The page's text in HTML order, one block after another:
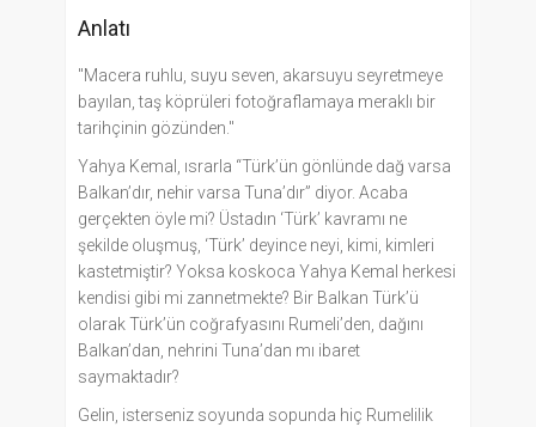
Anlatı
"Macera ruhlu, suyu seven, akarsuyu seyretmeye
bayılan, taş köprüleri fotoğraflamaya meraklı bir
tarihçinin gözünden."
Yahya Kemal, ısrarla “Türk’ün gönlünde dağ varsa
Balkan’dır, nehir varsa Tuna’dır” diyor. Acaba
gerçekten öyle mi? Üstadın ‘Türk’ kavramı ne
şekilde oluşmuş, ‘Türk’ deyince neyi, kimi, kimleri
kastetmiştir? Yoksa koskoca Yahya Kemal herkesi
kendisi gibi mi zannetmekte? Bir Balkan Türk’ü
olarak Türk’ün coğrafyasını Rumeli’den, dağını
Balkan’dan, nehrini Tuna’dan mı ibaret
saymaktadır?
Gelin, isterseniz soyunda sopunda hiç Rumelilik